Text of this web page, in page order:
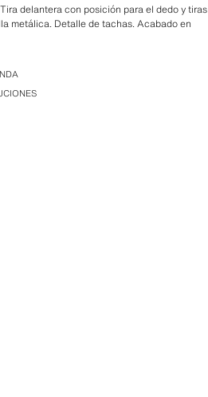
delantera con posición para el dedo y tiras
metálica. Detalle de tachas. Acabado en